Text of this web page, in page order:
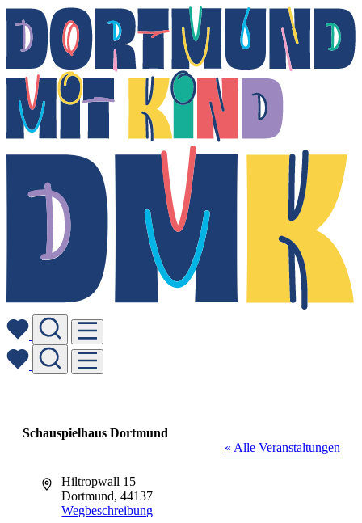
Schauspielhaus Dortmund
« Alle Veranstaltungen
AdresseHiltropwall 15
Dortmund, 44137
Wegbeschreibung